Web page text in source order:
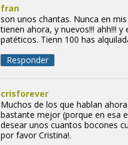
fran
son unos chantas. Nunca en
tienen ahora, y nuevos!!! ahh!!!
patéticos. Tienn 100 has
Responder
crisforever
Muchos de los que hablan
bastante mejor (porque en esa
desear unos cuantos bocones
por favor Cristina!.